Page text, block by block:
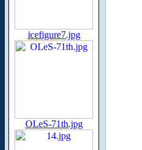
icefigure7.jpg
OLeS-71th.jpg